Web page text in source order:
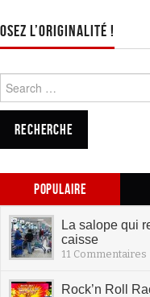
OSEZ L’ORIGINALITÉ !
Search for:
POPULAIRE
La salope qui
caisse
11 Commentaires
Rock’n Roll